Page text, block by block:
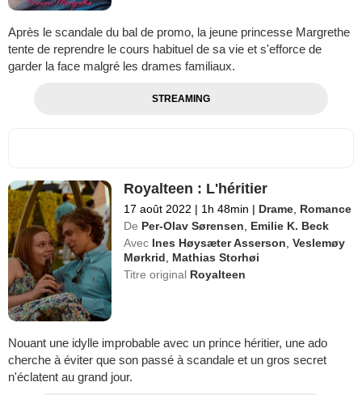
Après le scandale du bal de promo, la jeune princesse Margrethe
tente de reprendre le cours habituel de sa vie et s'efforce de
garder la face malgré les drames familiaux.
STREAMING
Royalteen : L'héritier
17 août 2022 | 1h 48min | Drame Romance
De Per-Olav Sørensen
Emilie K. Beck
Avec Ines Høysæter Asserson ,Veslemøy
Mørkrid
Mathias Storhøi
Titre original Royalteen
Nouant une idylle improbable avec un prince héritier, une ado
cherche à éviter que son passé à scandale et un gros secret
n'éclatent au grand jour.